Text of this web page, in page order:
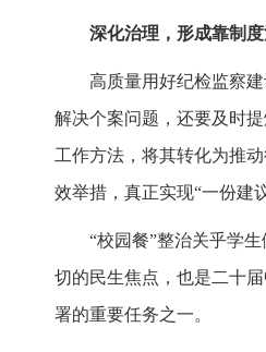
深化治理，形成靠制
高质量用好纪检监察
解决个案问题，还要及时
工作方法，将其转化为推
效举措，真正实现“一份建
“校园餐”整治关乎学
切的民生焦点，也是二十
署的重要任务之一。